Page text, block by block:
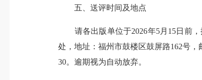
五、送评时间及地点
请各出版单位于2026年5月15日前，
处，地址：福州市鼓楼区鼓屏路162号，
30。逾期视为自动放弃。